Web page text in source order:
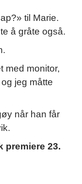
til Marie.
å gråte også.
med monitor,
jeg måtte
når han får
premiere 23.